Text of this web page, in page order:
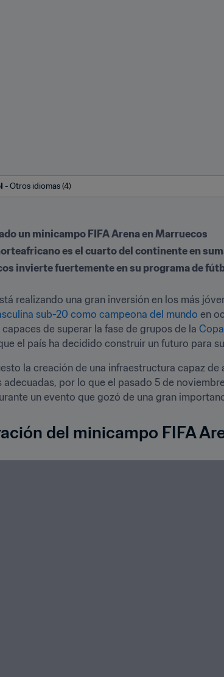
- Otros idiomas (4)
un minicampo FIFA Arena en Marruecos
es el cuarto del continente en
invierte fuertemente en su programa de
sub-20 como campeona del mundo en
de superar la fase de grupos de la
el país ha decidido construir un futuro para
la creación de una infraestructura capaz
adecuadas, por lo que el pasado 5 de
un evento que gozó de una gran
del minicampo FIFA